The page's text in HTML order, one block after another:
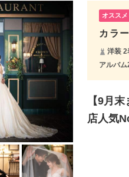
オススメ
カラ
洋装 2
アルバ
【9月
店人気